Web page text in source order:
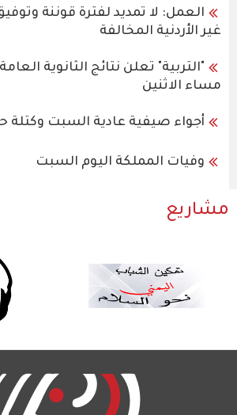
العمل: لا تمديد لفترة قوننة
غير الأردنية المخالفة
"التربية" تعلن نتائج الثانوية
مساء الاثنين
أجواء صيفية عادية السبت وكتلة
وفيات المملكة اليوم السبت
مشاريع